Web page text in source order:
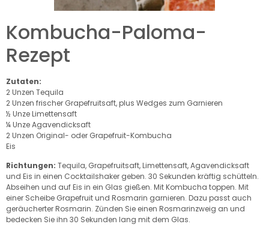
Kombucha-Paloma-
Rezept
Zutaten:
2 Unzen Tequila
2 Unzen frischer Grapefruitsaft, plus Wedges zum Garnieren
½ Unze Limettensaft
¼ Unze Agavendicksaft
2 Unzen Original- oder Grapefruit-Kombucha
Eis
Richtungen: Tequila, Grapefruitsaft, Limettensaft, Agavendicksaft
und Eis in einen Cocktailshaker geben. 30 Sekunden kräftig schütteln.
Abseihen und auf Eis in ein Glas gießen. Mit Kombucha toppen. Mit
einer Scheibe Grapefruit und Rosmarin garnieren. Dazu passt auch
geräucherter Rosmarin. Zünden Sie einen Rosmarinzweig an und
bedecken Sie ihn 30 Sekunden lang mit dem Glas.